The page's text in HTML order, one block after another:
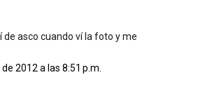
de asco cuando ví la foto y me
2012 a las 8:51 p.m.